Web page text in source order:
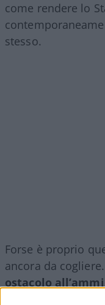
come rendere lo
stesso.
Forse è proprio
ancora da cogliere.
ostacolo